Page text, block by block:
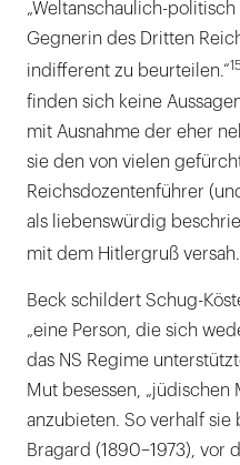
„Weltanschaulich-
Gegnerin des Dritten
indifferent zu beurteilen.“15
finden sich keine
mit Ausnahme der eher
sie den von vielen
Reichsdozentenführer
als liebenswürdig
mit dem Hitlergruß versah.
Beck schildert Schug-
„eine Person, die sich
das NS Regime
Mut besessen,
anzubieten. So verhalf sie
Bragard (1890–1973), vor